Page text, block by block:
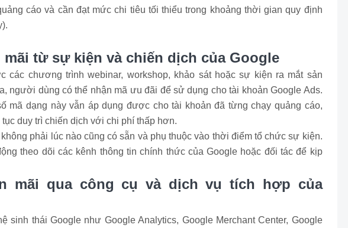
cáo và cần đạt mức chi tiêu tối thiểu trong khoảng thời gian quy định
mãi từ sự kiện và chiến dịch của Google
các chương trình webinar, workshop, khảo sát hoặc sự kiện ra mắt sản
người dùng có thể nhận mã ưu đãi để sử dụng cho tài khoản Google Ads.
mã dạng này vẫn áp dụng được cho tài khoản đã từng chạy quảng cáo,
duy trì chiến dịch với chi phí thấp hơn.
phải lúc nào cũng có sẵn và phụ thuộc vào thời điểm tổ chức sự kiện.
theo dõi các kênh thông tin chính thức của Google hoặc đối tác để kịp
mãi qua công cụ và dịch vụ tích hợp của
sinh thái Google như Google Analytics, Google Merchant Center, Google